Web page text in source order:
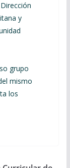
y
grupo
mismo
los